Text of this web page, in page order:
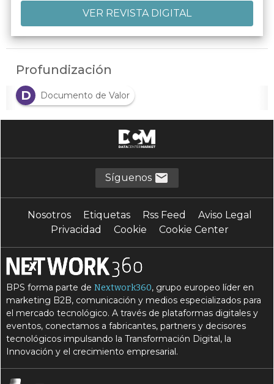
Profundización
D
Documento de Valor
Síguenos
Nosotros Etiquetas Rss Feed
Aviso Legal
Privacidad
Cookie Cookie Center
BPS forma parte deNextwork360, grupo europeo líder en
marketing B2B, comunicación y medios especializados para
el mercado tecnológico. A través de plataformas digitales y
eventos, conectamos a fabricantes, partners y decisores
tecnológicos impulsando la Transformación Digital, la
Innovación y el crecimiento empresarial.